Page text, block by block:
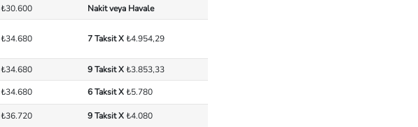
₺30.600 Nakit veya Havale
₺34.680 7 Taksit X₺4.954,29
₺34.680 9 Taksit X₺3.853,33
₺34.680 6 Taksit X₺5.780
₺36.720 9 Taksit X₺4.080